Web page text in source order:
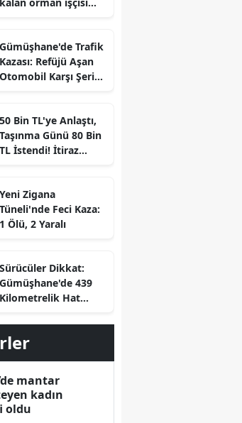
Gümüşhane'de Trafik
Kazası: Refüjü Aşan
Otomobil Karşı Şeride
50 Bin TL'ye Anlaştı,
Taşınma Günü 80 Bin
TL İstendi! İtiraz
Yeni Zigana
Tüneli'nde Feci Kaza:
1 Ölü, 2 Yaralı
Sürücüler Dikkat:
Gümüşhane'de 439
Kilometrelik Hat
Dönemi
mantar
kadın
oldu